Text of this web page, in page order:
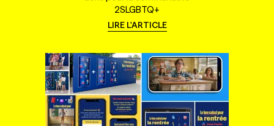
2SLGBTQ+
LIRE L'ARTICLE